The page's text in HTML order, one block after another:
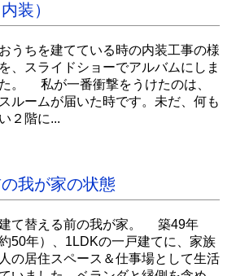
装）
うちを建てている時の内装工事の様
、スライドショーでアルバムにしま
。 私が一番衝撃をうけたのは、
ルームが届いた時です。未だ、何も
２階に...
我が家の状態
て替える前の我が家。 築49年
約50年）、1LDKの一戸建てに、家族
の居住スペース＆仕事場として生活